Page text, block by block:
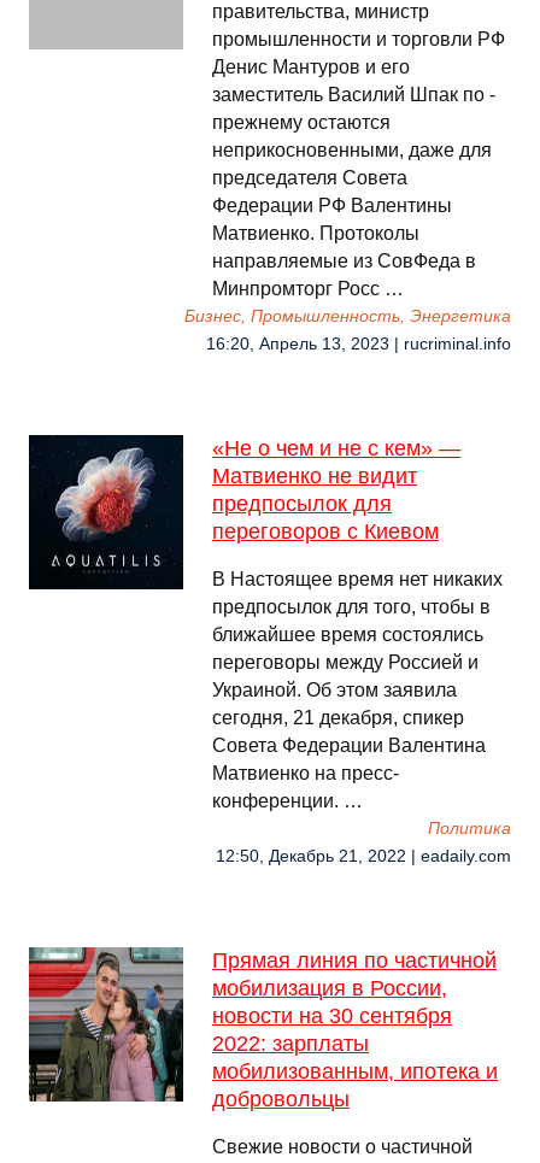
правительства, министр
промышленности и торговли РФ
Денис Мантуров и его
заместитель Василий Шпак по -
прежнему остаются
неприкосновенными, даже для
председателя Совета
Федерации РФ Валентины
Матвиенко. Протоколы
направляемые из СовФеда в
Минпромторг Росс …
Бизнес, Промышленность, Энергетика
16:20, Апрель 13, 2023 | rucriminal.info
«Не о чем и не с кем» —
Матвиенко не видит
предпосылок для
переговоров с Киевом
В Настоящее время нет никаких
предпосылок для того, чтобы в
ближайшее время состоялись
переговоры между Россией и
Украиной. Об этом заявила
сегодня, 21 декабря, спикер
Совета Федерации Валентина
Матвиенко на пресс-
конференции. …
Политика
12:50, Декабрь 21, 2022 | eadaily.com
Прямая линия по частичной
мобилизация в России,
новости на 30 сентября
2022: зарплаты
мобилизованным, ипотека и
добровольцы
Свежие новости о частичной